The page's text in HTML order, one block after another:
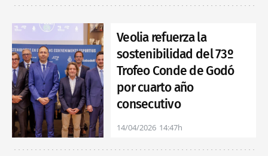
Veolia refuerza la
sostenibilidad del 73º
Trofeo Conde de Godó
por cuarto año
consecutivo
14/04/2026 14:47h